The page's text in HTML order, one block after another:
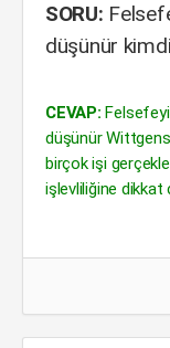
SORU:
düşünür
CEVAP:
düşünür
birçok işi
işlevliliğine dikkat